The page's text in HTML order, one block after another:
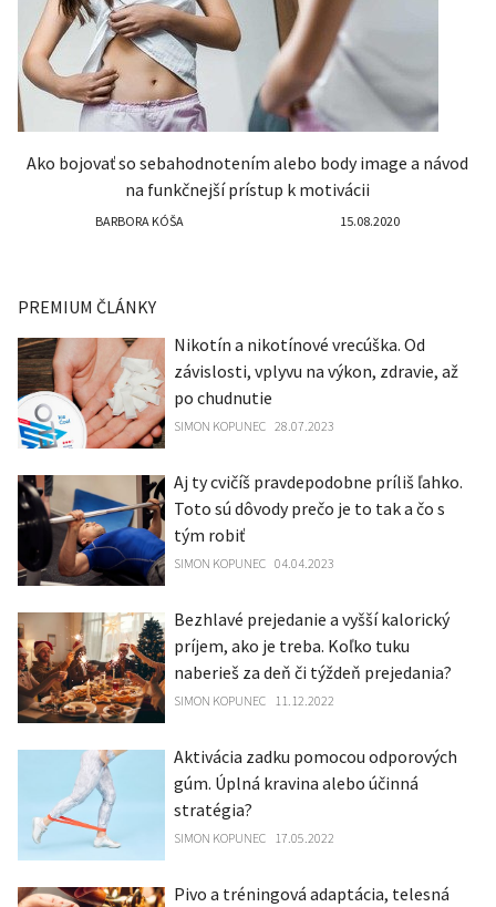
Ako bojovať so sebahodnotením alebo body image a návod
na funkčnejší prístup k motivácii
BARBORA KÓŠA 15.08.2020
PREMIUM ČLÁNKY
Nikotín a nikotínové vrecúška. Od
závislosti, vplyvu na výkon, zdravie, až
po chudnutie
SIMON KOPUNEC 28.07.2023
Aj ty cvičíš pravdepodobne príliš ľahko.
Toto sú dôvody prečo je to tak a čo s
tým robiť
SIMON KOPUNEC 04.04.2023
Bezhlavé prejedanie a vyšší kalorický
príjem, ako je treba. Koľko tuku
naberieš za deň či týždeň prejedania?
SIMON KOPUNEC 11.12.2022
Aktivácia zadku pomocou odporových
gúm. Úplná kravina alebo účinná
stratégia?
SIMON KOPUNEC 17.05.2022
Pivo a tréningová adaptácia, telesná